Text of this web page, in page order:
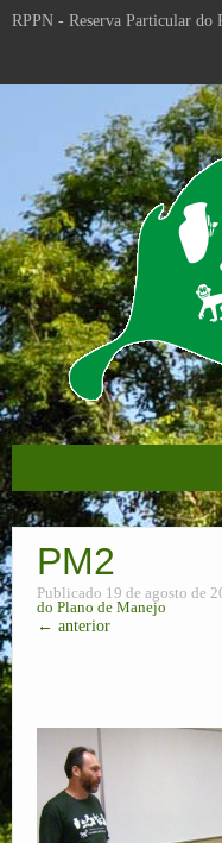
RPPN - Reserva Particular do
Educação Ambiental
Corredor Ecológico
Plano de Manejo
RPPNs
Contato
PM2
Publicado 19 de agosto de
do Plano de Manejo
← anterior